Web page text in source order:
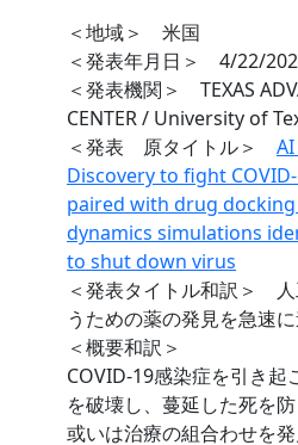
＜地域＞ 米国
＜発表年月日＞ 4/22/
＜発表機関＞ TEXAS
CENTER / University of
＜発表 原タイトル＞
Discovery to fight
paired with drug
dynamics simulations
to shut down virus
＜発表タイトル和訳＞
うための薬の発見を急速
＜概要和訳＞
COVID-19感染症を引き起
を破壊し、蔓延した死を
或いは治療の組合わせを